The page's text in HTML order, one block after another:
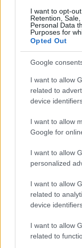
I want to opt-
Retention,
Personal Data
Purposes for
Opted Out
Google
I want to allow
related to
device
I want to allow
Google for
I want to allow
personalized
I want to allow
related to
device
I want to allow
related to
Forrás: hvg.hu
SZEMBE